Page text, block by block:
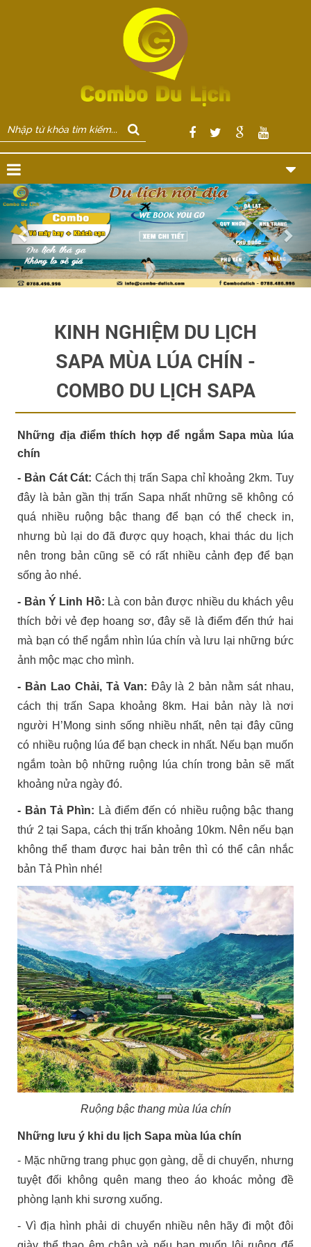
Previous
KINH NGHIỆM DU LỊCH
SAPA MÙA LÚA CHÍN -
COMBO DU LỊCH SAPA
Những địa điểm thích hợp để ngắm Sapa mùa lúa
chín
- Bản Cát Cát: Cách thị trấn Sapa chỉ khoảng 2km. Tuy
đây là bản gần thị trấn Sapa nhất những sẽ không có
quá nhiều ruộng bậc thang để bạn có thể check in,
nhưng bù lại do đã được quy hoạch, khai thác du lịch
nên trong bản cũng sẽ có rất nhiều cảnh đẹp để bạn
sống ảo nhé.
- Bản Ý Linh Hồ: Là con bản được nhiều du khách yêu
thích bởi vẻ đẹp hoang sơ, đây sẽ là điểm đến thứ hai
mà bạn có thể ngắm nhìn lúa chín và lưu lại những bức
ảnh mộc mạc cho mình.
- Bản Lao Chải, Tả Van: Đây là 2 bản nằm sát nhau,
cách thị trấn Sapa khoảng 8km. Hai bản này là nơi
người H’Mong sinh sống nhiều nhất, nên tại đây cũng
có nhiều ruộng lúa để bạn check in nhất. Nếu bạn muốn
ngắm toàn bộ những ruộng lúa chín trong bản sẽ mất
khoảng nửa ngày đó.
- Bản Tả Phìn: Là điểm đến có nhiều ruộng bậc thang
thứ 2 tại Sapa, cách thị trấn khoảng 10km. Nên nếu bạn
không thể tham được hai bản trên thì có thể cân nhắc
bản Tả Phìn nhé!
Ruộng bậc thang mùa lúa chín
Những lưu ý khi du lịch Sapa mùa lúa chín
- Mặc những trang phục gọn gàng, dễ di chuyển, nhưng
tuyệt đối không quên mang theo áo khoác mỏng đề
phòng lạnh khi sương xuống.
- Vì địa hình phải di chuyển nhiều nên hãy đi một đôi